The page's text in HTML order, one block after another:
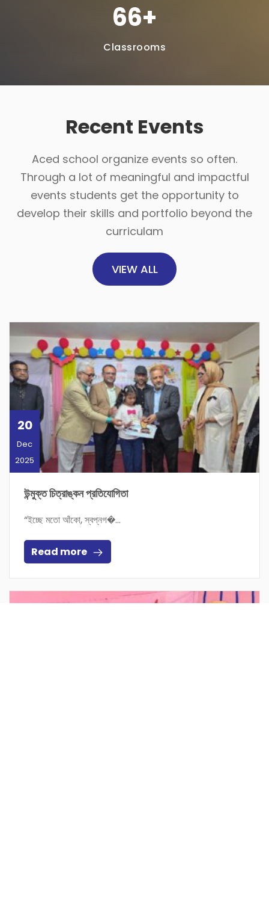
75
Classrooms
Recent Events
Aced school organize events so often.
Through a lot of meaningful and impactful
events students get the opportunity to
develop their skills and portfolio beyond the
curriculam
VIEW ALL
20
Dec
2025
উন্মুক্ত চিত্রাঙ্কন প্রতিযোগিতা
“ইচ্ছে মতো আঁকো, স্বপ্নগ�...
Read more